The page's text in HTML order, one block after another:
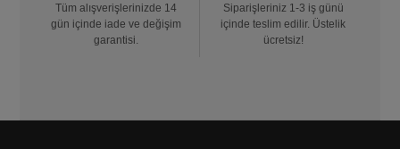
Tüm alışverişlerinizde 14
gün içinde iade ve değişim
garantisi.
Siparişleriniz 1-3 iş günü
içinde teslim edilir. Üstelik
ücretsiz!